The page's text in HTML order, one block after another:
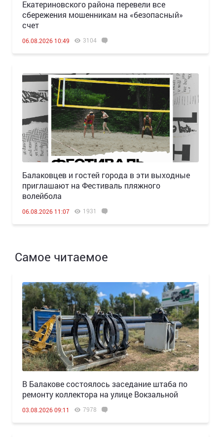
Екатериновского района перевели все
сбережения мошенникам на «безопасный»
счет
06.08.2026 10:49 3104
Балаковцев и гостей города в эти выходные
приглашают на Фестиваль пляжного
волейбола
06.08.2026 11:07 1931
Самое читаемое
В Балакове состоялось заседание штаба по
ремонту коллектора на улице Вокзальной
03.08.2026 09:11 7978